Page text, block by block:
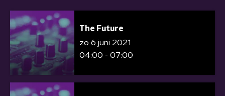
The Future
zo 6 juni 2021
04:00 - 07:00